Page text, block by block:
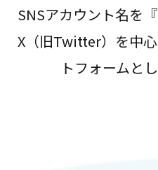
SNSアカウント名を
X（旧Twitter）を中
トフォームと